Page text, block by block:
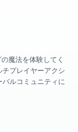
魔法を体験してく
プレイヤーアクシ
ルコミュニティに